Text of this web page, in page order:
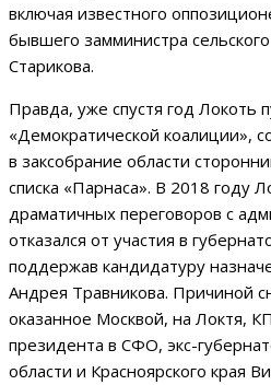
включая известного
бывшего замминистра
Старикова.
Правда, уже спустя год Локоть
«Демократической коалиции»,
в заксобрание области
списка «Парнаса». В 2018 году
драматичных переговоров с
отказался от участия в
поддержав кандидатуру
Андрея Травникова. Причиной
оказанное Москвой, на Локтя,
президента в СФО, экс-
области и Красноярского края